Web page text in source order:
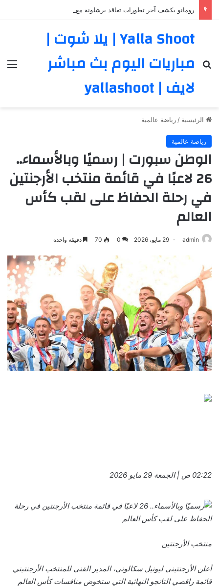
رومانو يكشف آخر تطورات تعاقد برشلونة مع رودري
Yalla Shoot | يلا شوت |
مباريات اليوم بث مباشر
لايف | yallashoot
بحث عن
الرئيسية / رياضة عالمية
رياضة عالمية
الوطن سبورت | رسميًا وبالأسماء..
26 لاعبًا في قائمة منتخب الأرجنتين
في رحلة الحفاظ على لقب كأس
العالم
admin 29 مايو، 2026 0
70 دقيقة واحدة
02:22 ص | الجمعة 29 مايو 2026
منتخب الأرجنتين
أعلن الأرجنتيني ليونيل سكالوني، المدير الفني للمنتخب الأرجنتيني
قائمة راقصي التانجو النهائية التي ستخوض منافسات كأس العالم